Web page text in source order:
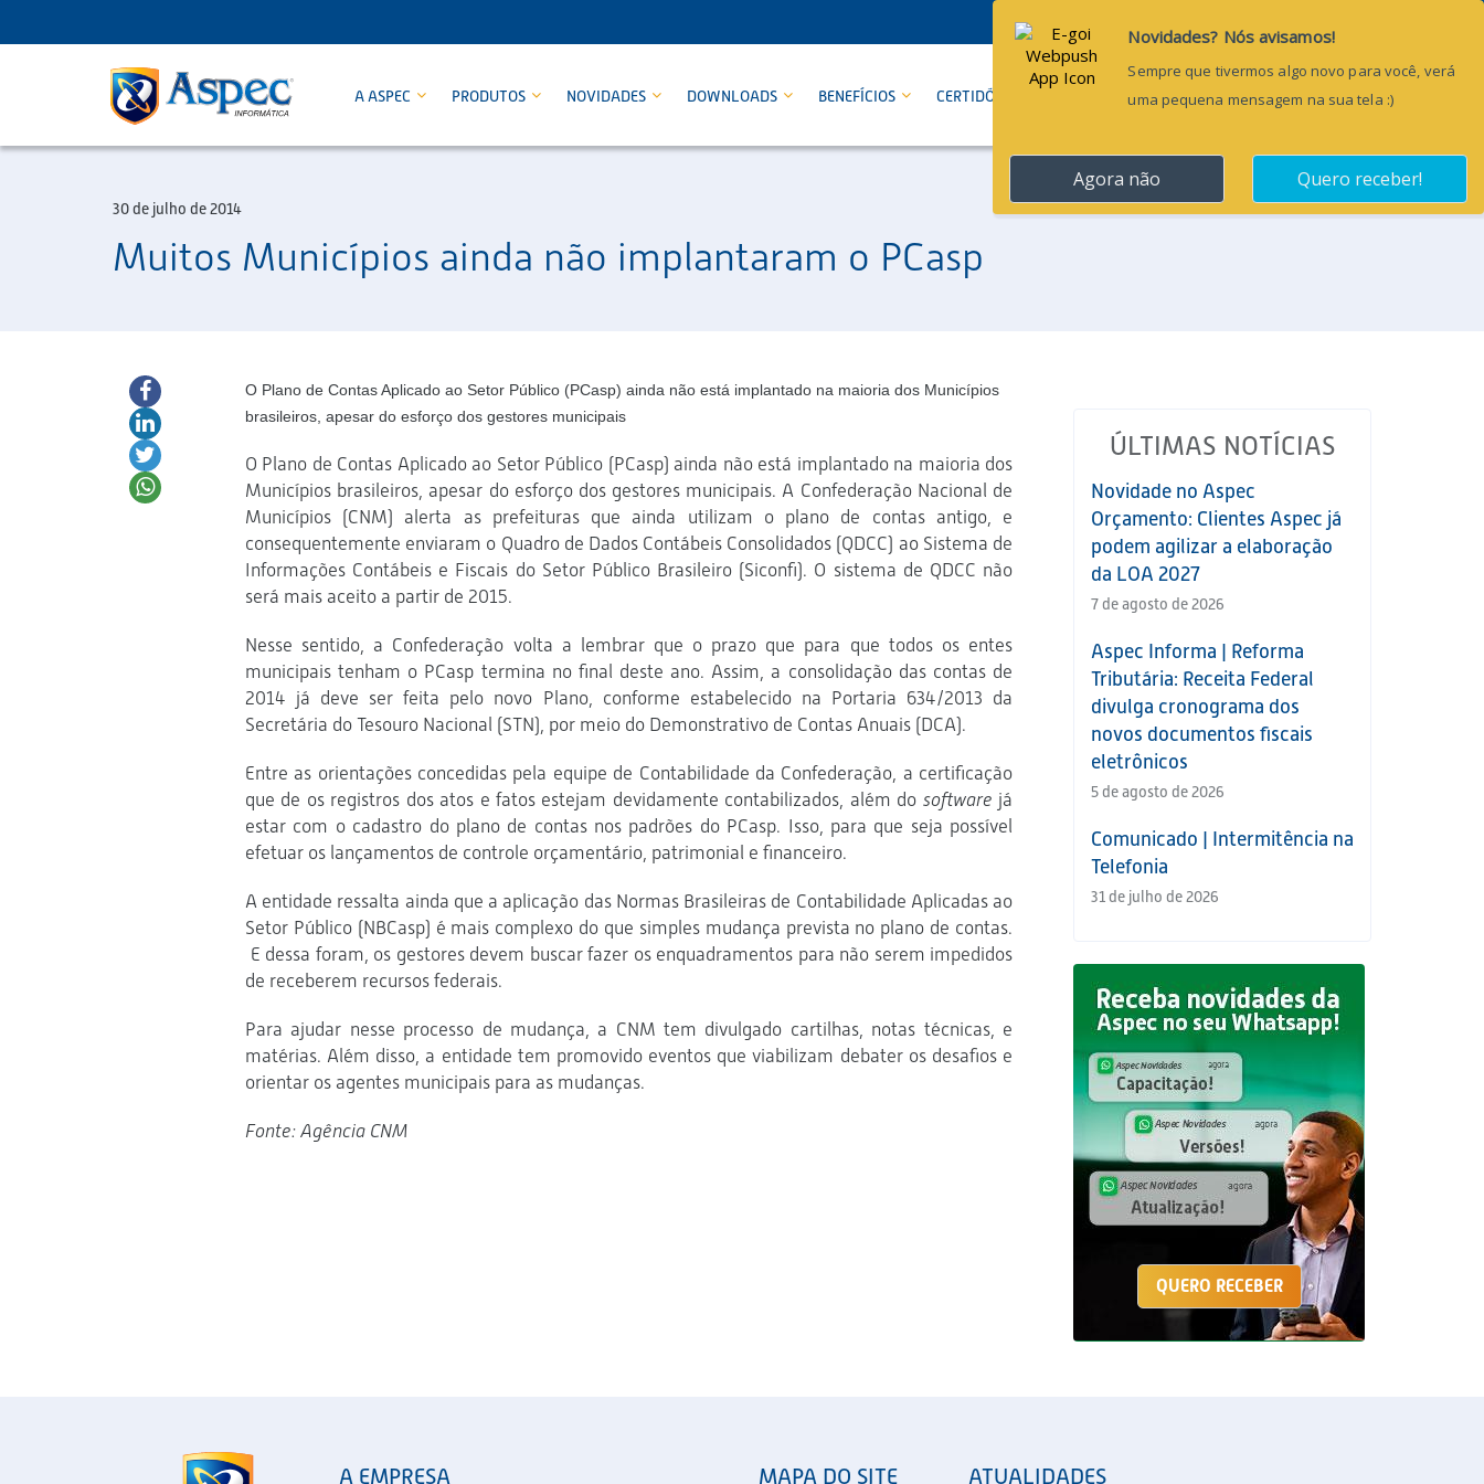
A ASPEC PRODUTOS NOVIDADES DOWNLOADS BENEFÍCIOS CERTIDÕES CONTATO Pesquisar...
30 de julho de 2014
Muitos Municípios ainda não implantaram o PCasp
O Plano de Contas Aplicado ao Setor Público (PCasp) ainda não está implantado na maioria dos Municípios
brasileiros, apesar do esforço dos gestores municipais
O Plano de Contas Aplicado ao Setor Público (PCasp) ainda não está implantado na maioria dos
Municípios brasileiros, apesar do esforço dos gestores municipais. A Confederação Nacional de
Municípios (CNM) alerta as prefeituras que ainda utilizam o plano de contas antigo, e
consequentemente enviaram o Quadro de Dados Contábeis Consolidados (QDCC) ao Sistema de
Informações Contábeis e Fiscais do Setor Público Brasileiro (Siconfi). O sistema de QDCC não
será mais aceito a partir de 2015.
Nesse sentido, a Confederação volta a lembrar que o prazo que para que todos os entes
municipais tenham o PCasp termina no final deste ano. Assim, a consolidação das contas de
2014 já deve ser feita pelo novo Plano, conforme estabelecido na Portaria 634/2013 da
Secretária do Tesouro Nacional (STN), por meio do Demonstrativo de Contas Anuais (DCA).
Entre as orientações concedidas pela equipe de Contabilidade da Confederação, a certificação
que de os registros dos atos e fatos estejam devidamente contabilizados, além do software já
estar com o cadastro do plano de contas nos padrões do PCasp. Isso, para que seja possível
efetuar os lançamentos de controle orçamentário, patrimonial e financeiro.
A entidade ressalta ainda que a aplicação das Normas Brasileiras de Contabilidade Aplicadas ao
Setor Público (NBCasp) é mais complexo do que simples mudança prevista no plano de contas.
E dessa foram, os gestores devem buscar fazer os enquadramentos para não serem impedidos
de receberem recursos federais.
Para ajudar nesse processo de mudança, a CNM tem divulgado cartilhas, notas técnicas, e
matérias. Além disso, a entidade tem promovido eventos que viabilizam debater os desafios e
orientar os agentes municipais para as mudanças.
Fonte: Agência CNM
ÚLTIMAS NOTÍCIAS
Novidade no Aspec
Orçamento: Clientes Aspec já
podem agilizar a elaboração
da LOA 2027
7 de agosto de 2026
Aspec Informa | Reforma
Tributária: Receita Federal
divulga cronograma dos
novos documentos fiscais
eletrônicos
5 de agosto de 2026
Comunicado | Intermitência na
Telefonia
31 de julho de 2026
QUERO RECEBER
A EMPRESA MAPA DO SITE ATUALIDADES